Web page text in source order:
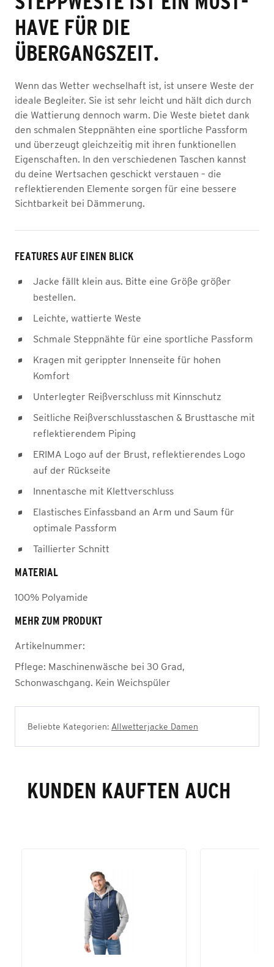
HAVE FÜR DIE
ÜBERGANGSZEIT.
Wenn das Wetter wechselhaft ist, ist unsere Weste der
ideale Begleiter. Sie ist sehr leicht und hält dich durch
die Wattierung dennoch warm. Die Weste bietet dank
den schmalen Steppnähten eine sportliche Passform
und überzeugt gleichzeitig mit ihren funktionellen
Eigenschaften. In den verschiedenen Taschen kannst
du deine Wertsachen geschickt verstauen – die
reflektierenden Elemente sorgen für eine bessere
Sichtbarkeit bei Dämmerung.
FEATURES AUF EINEN BLICK
Jacke fällt klein aus. Bitte eine Größe größer
bestellen.
Leichte, wattierte Weste
Schmale Steppnähte für eine sportliche Passform
Kragen mit gerippter Innenseite für hohen
Komfort
Unterlegter Reißverschluss mit Kinnschutz
Seitliche Reißverschlusstaschen & Brusttasche mit
reflektierendem Piping
ERIMA Logo auf der Brust, reflektierendes Logo
auf der Rückseite
Innentasche mit Klettverschluss
Elastisches Einfassband an Arm und Saum für
optimale Passform
Taillierter Schnitt
MATERIAL
100% Polyamide
MEHR ZUM PRODUKT
Artikelnummer:
Pflege: Maschinenwäsche bei 30 Grad,
Schonwaschgang. Kein Weichspüler
Beliebte Kategorien: Allwetterjacke Damen
KUNDEN KAUFTEN AUCH